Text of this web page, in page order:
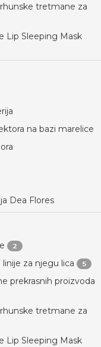
tretmane za
Lip Sleeping Mask
na bazi marelice
Dea Flores
2
za njegu lica 5
prekrasnih proizvoda
tretmane za
Lip Sleeping Mask